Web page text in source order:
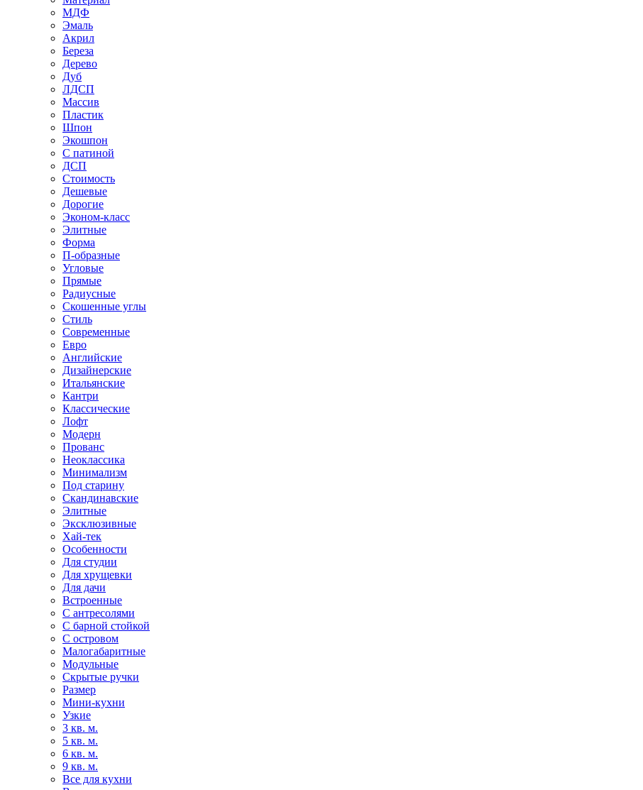
МДФ
Эмаль
Акрил
Береза
Дерево
Дуб
ЛДСП
Массив
Пластик
Шпон
Экошпон
С патиной
ДСП
Стоимость
Дешевые
Дорогие
Эконом-класс
Элитные
Форма
П-образные
Угловые
Прямые
Радиусные
Скошенные углы
Стиль
Современные
Евро
Английские
Дизайнерские
Итальянские
Кантри
Классические
Лофт
Модерн
Прованс
Неоклассика
Минимализм
Под старину
Скандинавские
Элитные
Эксклюзивные
Хай-тек
Особенности
Для студии
Для хрущевки
Для дачи
Встроенные
С антресолями
С барной стойкой
С островом
Малогабаритные
Модульные
Скрытые ручки
Размер
Мини-кухни
Узкие
3 кв. м.
5 кв. м.
6 кв. м.
9 кв. м.
Все для кухни